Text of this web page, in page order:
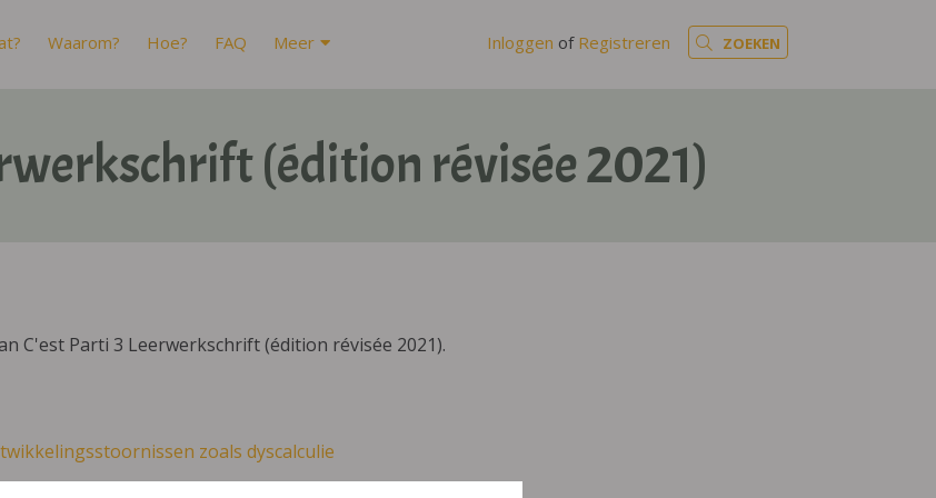
Waarom? Hoe? FAQ Meer Inloggen of Registreren ZOEKEN
(édition révisée 2021)
C'est Parti 3 Leerwerkschrift (édition révisée 2021).
zoals dyscalculie